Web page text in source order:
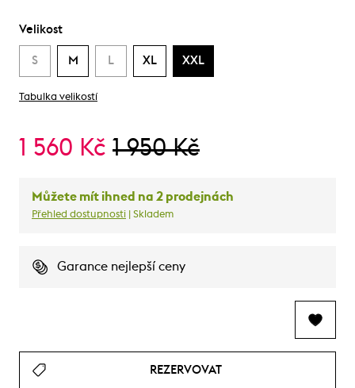
Velikost
S M L XL XXL
Tabulka velikostí
1 560 Kč 1 950 Kč
Můžete mít ihned na 2 prodejnách
Přehled dostupnosti | Skladem
Garance nejlepší ceny
REZERVOVAT